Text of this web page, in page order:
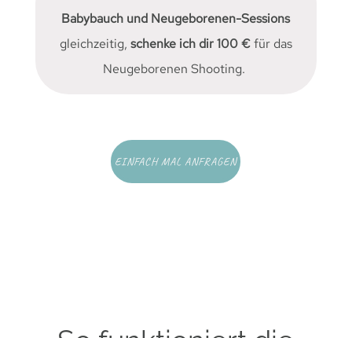
Babybauch und Neugeborenen-Sessions
gleichzeitig, schenke ich dir 100 €für das
Neugeborenen Shooting.
EINFACH MAL ANFRAGEN